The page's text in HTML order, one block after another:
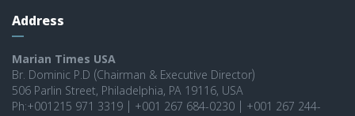
Address
Marian Times USA
Br. Dominic P.D (Chairman & Executive Director)
506 Parlin Street, Philadelphia, PA 19116, USA
Ph:+001215 971 3319 | +001 267 684-0230 | +001 267 244-